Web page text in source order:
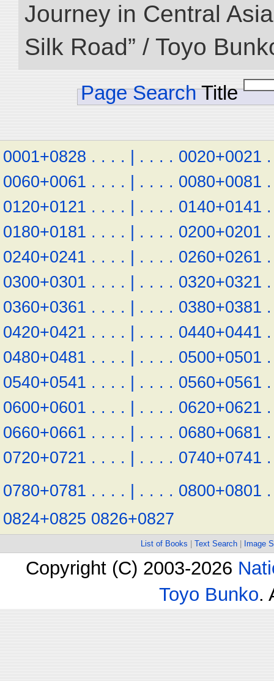
Journey in Central
Silk Road” / Toyo
Page Search Title
0001+0828 . . . . | . . . . 0020+0021 .
0060+0061 . . . . | . . . . 0080+0081 .
0120+0121 . . . . | . . . . 0140+0141 .
0180+0181 . . . . | . . . . 0200+0201 .
0240+0241 . . . . | . . . . 0260+0261 .
0300+0301 . . . . | . . . . 0320+0321 .
0360+0361 . . . . | . . . . 0380+0381 .
0420+0421 . . . . | . . . . 0440+0441 .
0480+0481 . . . . | . . . . 0500+0501 .
0540+0541 . . . . | . . . . 0560+0561 .
0600+0601 . . . . | . . . . 0620+0621 .
0660+0661 . . . . | . . . . 0680+0681 .
0720+0721 . . . . | . . . . 0740+0741 .
0780+0781 . . . . | . . . . 0800+0801 .
0824+0825 0826+0827
List of Books Text Search Image
Copyright (C) 2003-2026
Toyo Bunko.